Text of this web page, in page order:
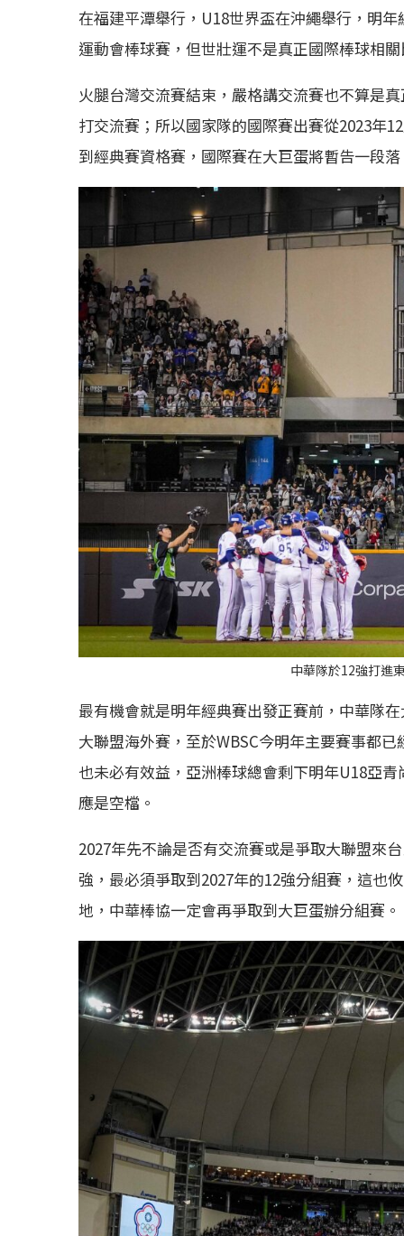
在福建平潭舉行，U18世界盃在沖繩舉行，明
運動會棒球賽，但世壯運不是真正國際棒球相
火腿台灣交流賽結束，嚴格講交流賽也不算是
打交流賽；所以國家隊的國際賽出賽從2023年
到經典賽資格賽，國際賽在大巨蛋將暫告一段
中華隊於12強打進
最有機會就是明年經典賽出發正賽前，中華隊
大聯盟海外賽，至於WBSC今明年主要賽事都
也未必有效益，亞洲棒球總會剩下明年U18亞
應是空檔。
2027年先不論是否有交流賽或是爭取大聯盟來
強，最必須爭取到2027年的12強分組賽，這也
地，中華棒協一定會再爭取到大巨蛋辦分組賽。